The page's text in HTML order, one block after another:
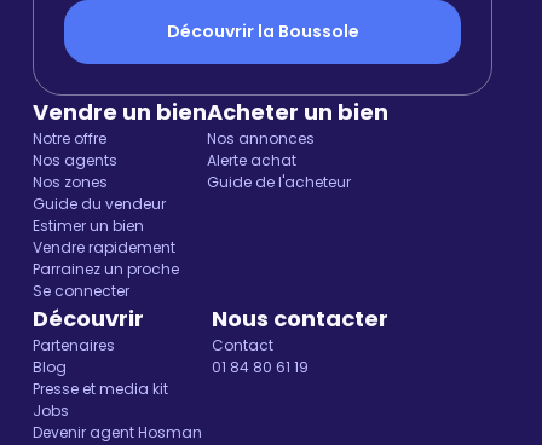
Découvrir la Boussole
Vendre un bien
Notre offre
Nos agents
Nos zones
Guide du vendeur
Estimer un bien
Vendre rapidement
Parrainez un proche
Se connecter
Acheter un bien
Nos annonces
Alerte achat
Guide de l'acheteur
Découvrir
Partenaires
Blog
Presse et media kit
Jobs
Devenir agent Hosman
Nous contacter
Contact
01 84 80 61 19